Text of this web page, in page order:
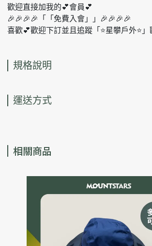
歡迎直接加我的💕會員💕
🎉🎉🎉🎉「「免費入會」」🎉🎉🎉🎉
喜歡💕歡迎下訂並且追蹤「⭐️星攀戶外⭐️」
規格說明
運送方式
相關商品